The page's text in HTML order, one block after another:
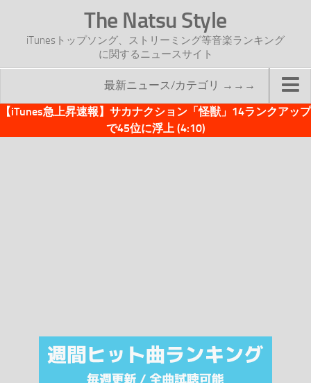
The Natsu Style
iTunesトップソング、ストリーミング等音楽ランキング
に関するニュースサイト
最新ニュース/カテゴリ →→→
TOP
注目カテゴリ
オリジナルiTunes週間トップソング
【iTunes急上昇速報】サカナクション「怪獣」14ランクアップ
で45位に浮上 (4:10)